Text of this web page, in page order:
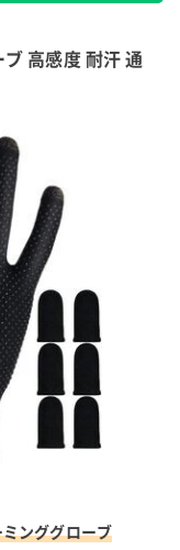
高感度 耐汗 通
ンググローブ